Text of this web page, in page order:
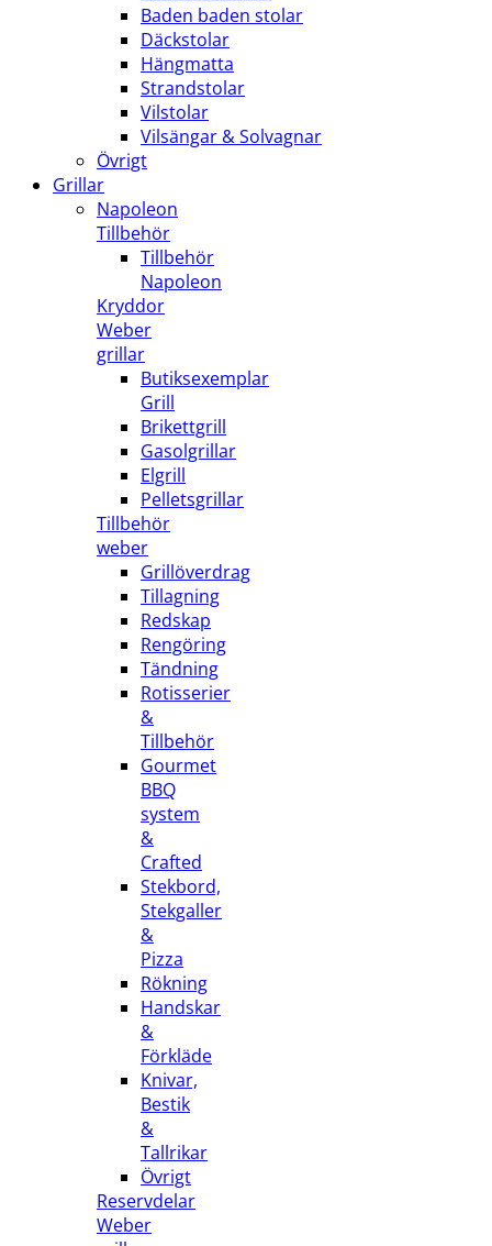
Baden baden stolar
Däckstolar
Hängmatta
Strandstolar
Vilstolar
Vilsängar & Solvagnar
Övrigt
Grillar
Napoleon
Tillbehör
Tillbehör
Napoleon
Kryddor
Weber
grillar
Butiksexemplar
Grill
Brikettgrill
Gasolgrillar
Elgrill
Pelletsgrillar
Tillbehör
weber
Grillöverdrag
Tillagning
Redskap
Rengöring
Tändning
Rotisserier
&
Tillbehör
Gourmet
BBQ
system
&
Crafted
Stekbord,
Stekgaller
&
Pizza
Rökning
Handskar
&
Förkläde
Knivar,
Bestik
&
Tallrikar
Övrigt
Reservdelar
Weber